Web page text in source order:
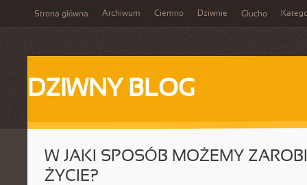
Strona główna Archiwum Ciemno Dziwnie Głucho
DZIWNY BLOG
W JAKI SPOSÓB MOŻEMY
ŻYCIE?